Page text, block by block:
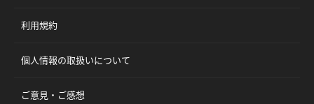
利用規約
個人情報の取扱いについて
ご意見・ご感想